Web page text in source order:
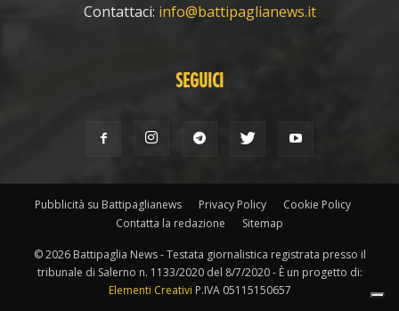
Contattaci: info@battipaglianews.it
SEGUICI
Pubblicità su Battipaglianews Privacy Policy
Cookie Policy
Contatta la redazione
Sitemap
© 2026 Battipaglia News - Testata giornalistica registrata presso il
tribunale di Salerno n. 1133/2020 del 8/7/2020 - È un progetto di:
Elementi Creativi P.IVA 05115150657